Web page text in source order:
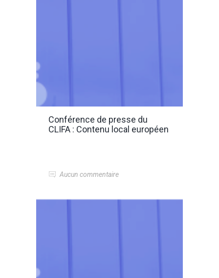
Conférence de presse du
CLIFA : Contenu local européen
Aucun commentaire